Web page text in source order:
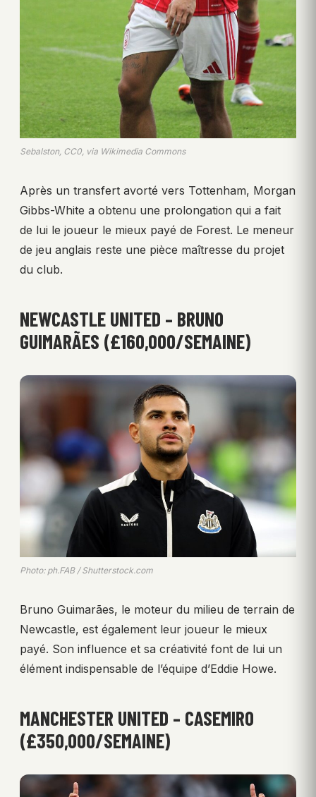
Sebalston, CC0, via Wikimedia Commons
Après un transfert avorté vers Tottenham, Morgan
Gibbs-White a obtenu une prolongation qui a fait
de lui le joueur le mieux payé de Forest. Le meneur
de jeu anglais reste une pièce maîtresse du projet
du club.
NEWCASTLE UNITED – BRUNO
GUIMARÃES (£160,000/SEMAINE)
Photo: ph.FAB / Shutterstock.com
Bruno Guimarães, le moteur du milieu de terrain de
Newcastle, est également leur joueur le mieux
payé. Son influence et sa créativité font de lui un
élément indispensable de l’équipe d’Eddie Howe.
MANCHESTER UNITED – CASEMIRO
(£350,000/SEMAINE)